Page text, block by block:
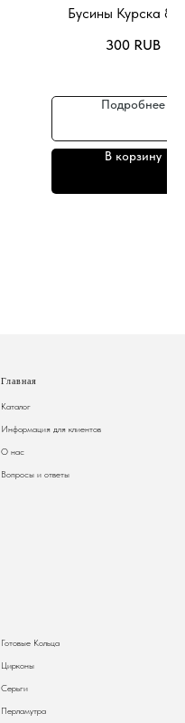
Бусины Курска
300 RUB
Подробнее
В корзину
Главная
Каталог
Информация для клиентов
О нас
Вопросы и ответы
Готовые Кольца
Цирконы
Серьги
Перламутра